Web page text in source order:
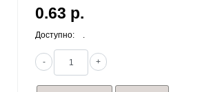
0.63 р.
Доступно:
- +